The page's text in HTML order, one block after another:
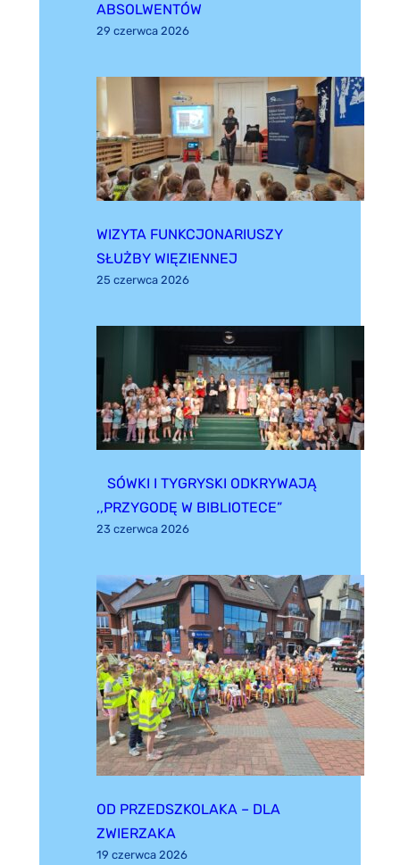
ABSOLWENTÓW
29 czerwca 2026
WIZYTA FUNKCJONARIUSZY
SŁUŻBY WIĘZIENNEJ
25 czerwca 2026
SÓWKI I TYGRYSKI ODKRYWAJĄ
,,PRZYGODĘ W BIBLIOTECE”
23 czerwca 2026
OD PRZEDSZKOLAKA – DLA
ZWIERZAKA
19 czerwca 2026